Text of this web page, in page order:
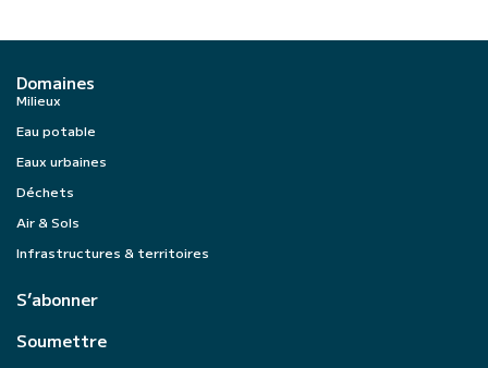
Domaines
Milieux
Eau potable
Eaux urbaines
Déchets
Air & Sols
Infrastructures & territoires
S’abonner
Soumettre